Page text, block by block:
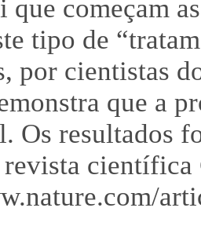
que começam
tipo de
por cientistas
que a
Os resultados
revista